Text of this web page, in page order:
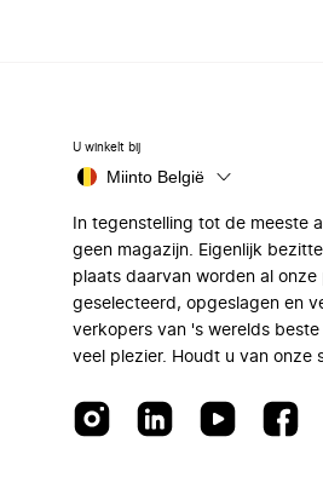
U winkelt bij
Miinto België
In tegenstelling tot de meeste
geen magazijn. Eigenlijk
plaats daarvan worden al
geselecteerd, opgeslagen en
verkopers van 's werelds
veel plezier. Houdt u van onze